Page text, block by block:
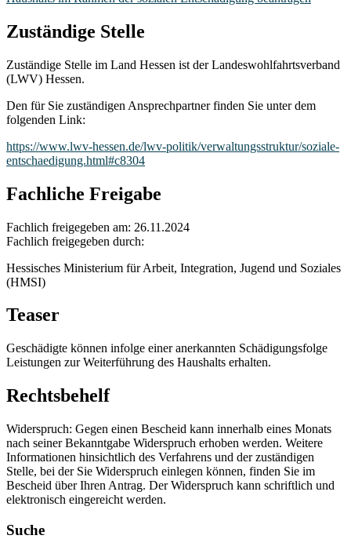
Zuständige Stelle
Zuständige Stelle im Land Hessen ist der Landeswohlfahrtsverband
(LWV) Hessen.
Den für Sie zuständigen Ansprechpartner finden Sie unter dem
folgenden Link:
https://www.lwv-hessen.de/lwv-politik/verwaltungsstruktur/soziale-
entschaedigung.html#c8304
Fachliche Freigabe
Fachlich freigegeben am: 26.11.2024
Fachlich freigegeben durch:
Hessisches Ministerium für Arbeit, Integration, Jugend und Soziales
(HMSI)
Teaser
Geschädigte können infolge einer anerkannten Schädigungsfolge
Leistungen zur Weiterführung des Haushalts erhalten.
Rechtsbehelf
Widerspruch: Gegen einen Bescheid kann innerhalb eines Monats
nach seiner Bekanntgabe Widerspruch erhoben werden. Weitere
Informationen hinsichtlich des Verfahrens und der zuständigen
Stelle, bei der Sie Widerspruch einlegen können, finden Sie im
Bescheid über Ihren Antrag. Der Widerspruch kann schriftlich und
elektronisch eingereicht werden.
Suche